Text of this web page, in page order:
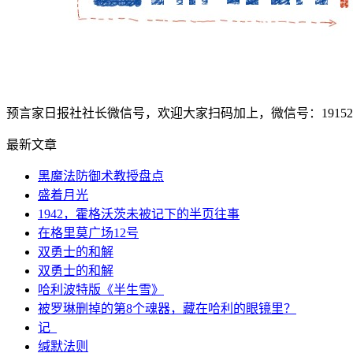
预言家日报社社长微信号，欢迎大家扫码加上，微信号：
最新文章
黑魔法防御术教授盘点
盛着月光
1942，霍格沃茨未被记下的半页往事
在格里莫广场12号
双勇士的和解
双勇士的和解
哈利波特版《半生雪》
被罗琳删掉的第8个魂器，藏在哈利的眼镜里？
记_
缄默法则